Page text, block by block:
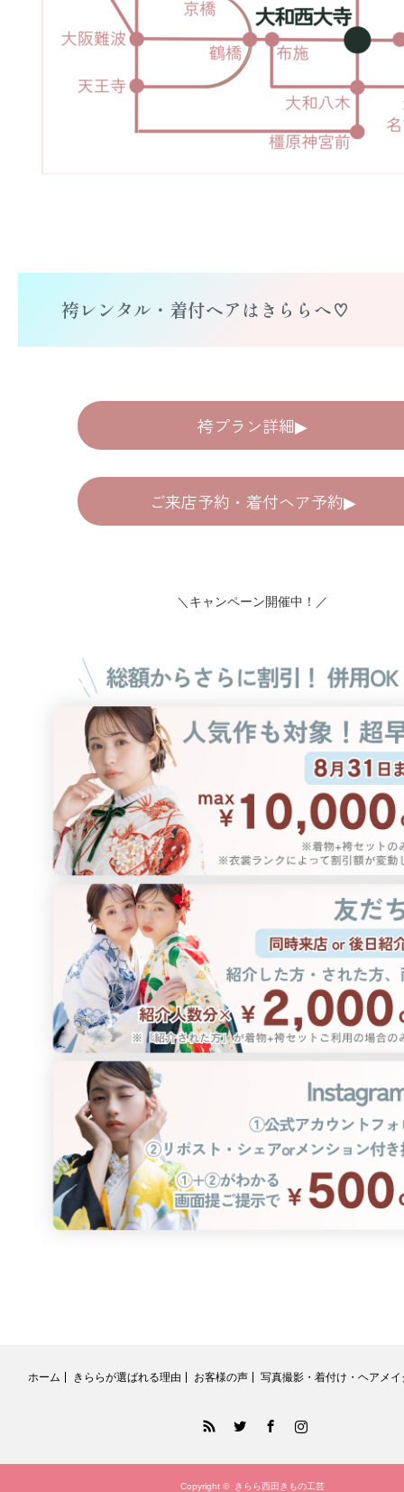
袴レンタル・着付ヘアはきららへ♡
袴プラン詳細▶︎
ご来店予約・着付ヘア予約▶︎
＼キャンペーン開催中！／
ホーム きららが選ばれる理由 お客様の声 写真撮影・着付け・ヘアメイ
FacebookInstagram
Copyright © きらら西田きもの工芸